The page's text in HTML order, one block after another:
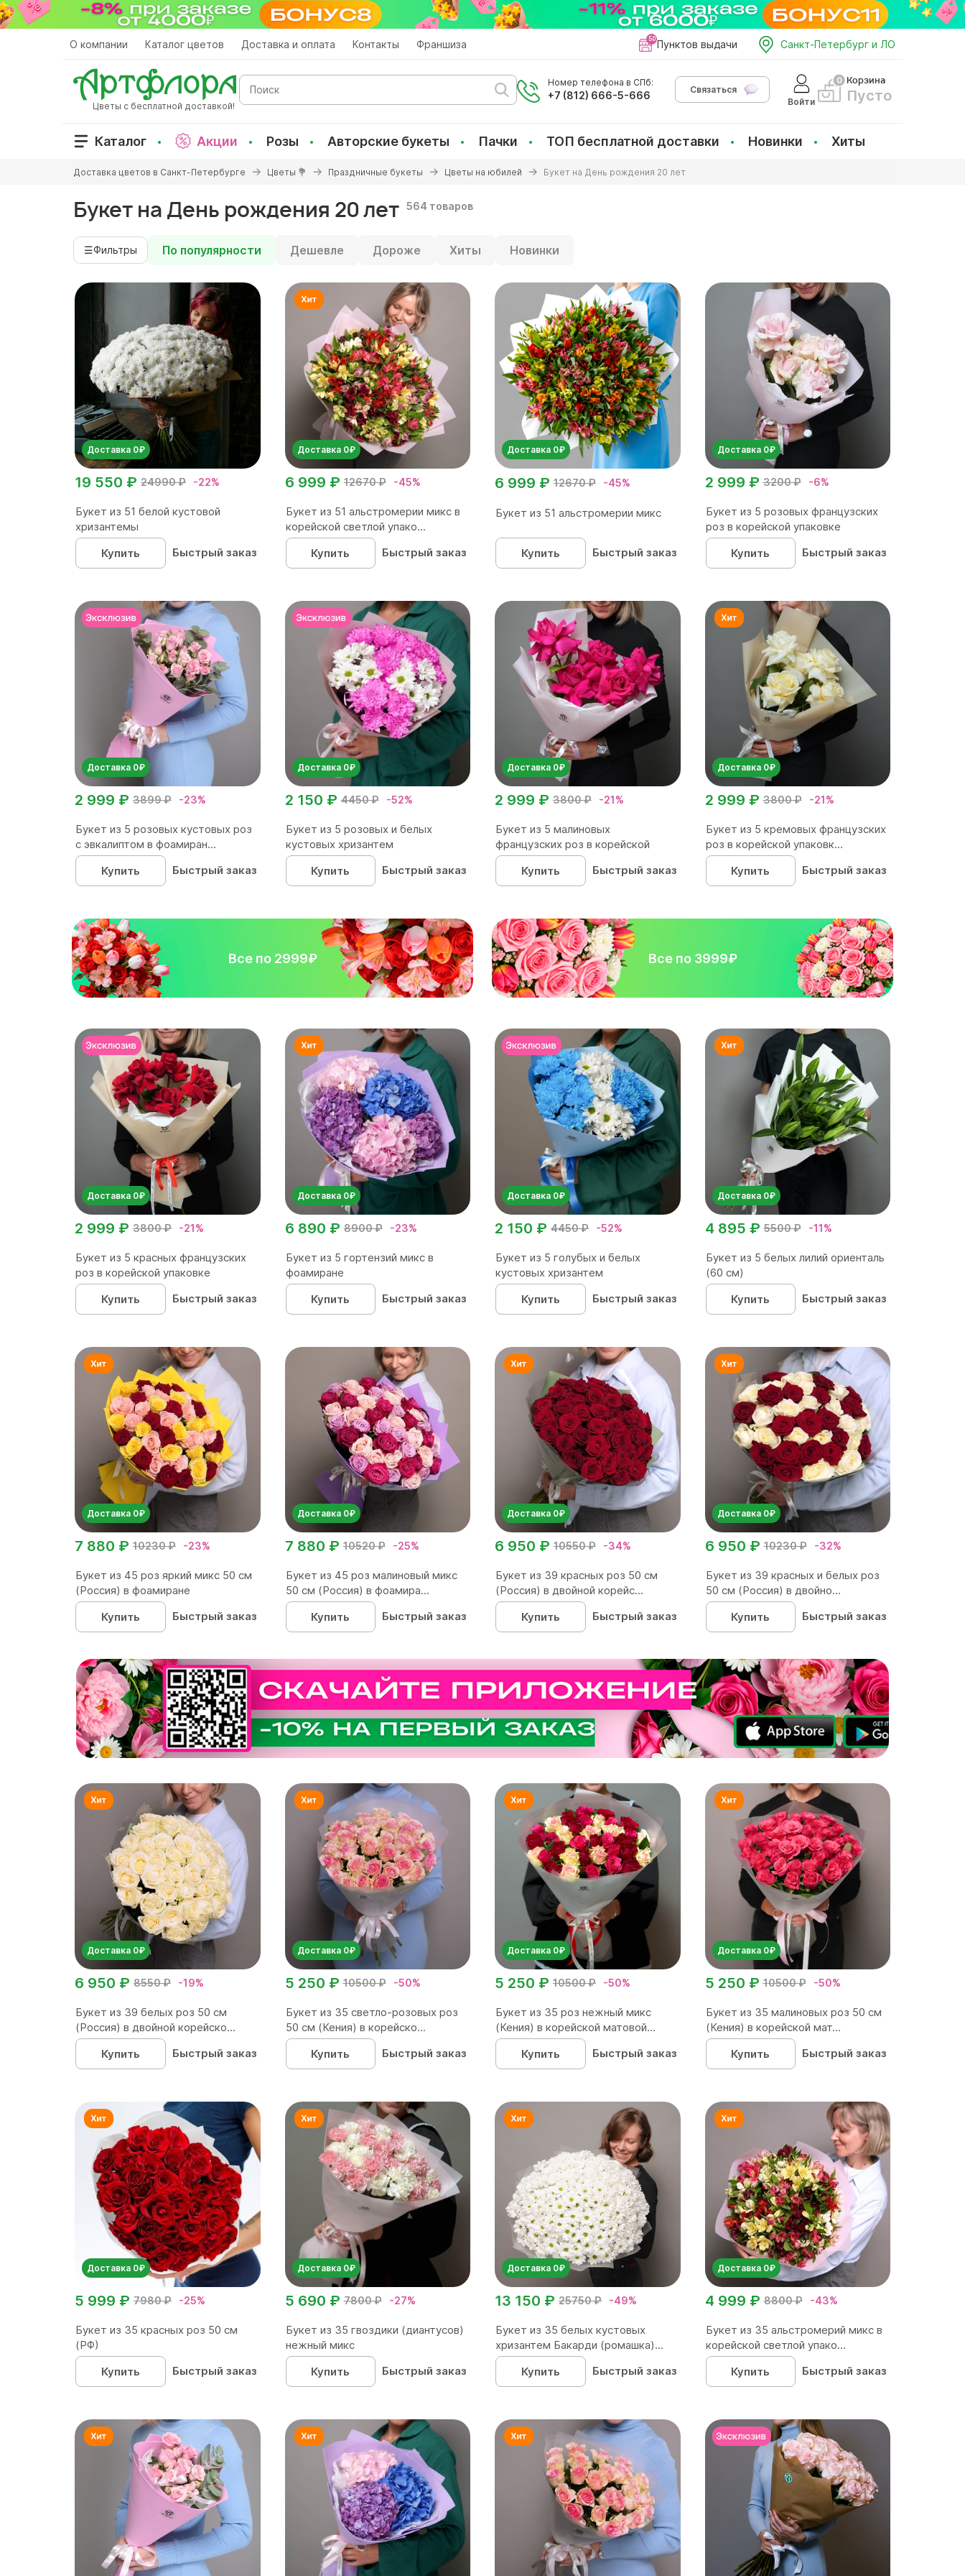
Перейти
к
О компании Каталог цветов Доставка и оплата Контакты Франшиза Пунктов выдачи Санкт-Петербург и ЛО
Цветы с бесплатной доставкой!
Поиск
Номер телефона в СПб:
+7 (812) 666-5-666
Связаться
Войти
Корзина
Пусто
Каталог Акции Розы Авторские букеты Пачки ТОП бесплатной доставки Новинки Хиты
здесь
Доставка цветов в Санкт-Петербурге Цветы 💐 Праздничные букеты Цветы на юбилей Букет на День рождения 20 лет
Букет на День рождения 20 лет 564 товаров
☰Фильтры По популярности Дешевле Дороже Хиты Новинки
Доставка 0₽
24990 ₽ -22%
19 550 ₽
Букет из 51 белой кустовой
хризантемы
Купить
Быстрый заказ
Доставка 0₽
12670 ₽ -45%
6 999 ₽
Букет из 51 альстромерии микс в
корейской светлой упако...
Купить
Быстрый заказ
Доставка 0₽
12670 ₽ -45%
6 999 ₽
Букет из 51 альстромерии микс
Купить Быстрый заказ
Доставка 0₽
3200 ₽ -6%
2 999 ₽
Букет из 5 розовых французских
роз в корейской упаковке
Купить
Быстрый заказ
Доставка 0₽
3899 ₽ -23%
2 999 ₽
Букет из 5 розовых кустовых роз
с эвкалиптом в фоамиран...
Купить
Быстрый заказ
Доставка 0₽
4450 ₽ -52%
2 150 ₽
Букет из 5 розовых и белых
кустовых хризантем
Купить
Быстрый заказ
Доставка 0₽
3800 ₽ -21%
2 999 ₽
Букет из 5 малиновых
французских роз в корейской
упаков...
Купить
Быстрый заказ
Доставка 0₽
3800 ₽ -21%
2 999 ₽
Букет из 5 кремовых французских
роз в корейской упаковк...
Купить
Быстрый заказ
Все по 2999₽ Все по 3999₽
Доставка 0₽
3800 ₽ -21%
2 999 ₽
Букет из 5 красных французских
роз в корейской упаковке
Купить
Быстрый заказ
Доставка 0₽
8900 ₽ -23%
6 890 ₽
Букет из 5 гортензий микс в
фоамиране
Купить
Быстрый заказ
Доставка 0₽
4450 ₽ -52%
2 150 ₽
Букет из 5 голубых и белых
кустовых хризантем
Купить
Быстрый заказ
Доставка 0₽
5500 ₽ -11%
4 895 ₽
Букет из 5 белых лилий ориенталь
(60 см)
Купить
Быстрый заказ
Доставка 0₽
10230 ₽ -23%
7 880 ₽
Букет из 45 роз яркий микс 50 см
(Россия) в фоамиране
Купить
Быстрый заказ
Доставка 0₽
10520 ₽ -25%
7 880 ₽
Букет из 45 роз малиновый микс
50 см (Россия) в фоамира...
Купить
Быстрый заказ
Доставка 0₽
10550 ₽ -34%
6 950 ₽
Букет из 39 красных роз 50 см
(Россия) в двойной корейс...
Купить
Быстрый заказ
Доставка 0₽
10230 ₽ -32%
6 950 ₽
Букет из 39 красных и белых роз
50 см (Россия) в двойно...
Купить
Быстрый заказ
Доставка 0₽
8550 ₽ -19%
6 950 ₽
Букет из 39 белых роз 50 см
(Россия) в двойной корейско...
Купить
Быстрый заказ
Доставка 0₽
10500 ₽ -50%
5 250 ₽
Букет из 35 светло-розовых роз
50 см (Кения) в корейско...
Купить
Быстрый заказ
Доставка 0₽
10500 ₽ -50%
5 250 ₽
Букет из 35 роз нежный микс
(Кения) в корейской матовой...
Купить
Быстрый заказ
Доставка 0₽
10500 ₽ -50%
5 250 ₽
Букет из 35 малиновых роз 50 см
(Кения) в корейской мат...
Купить
Быстрый заказ
Доставка 0₽
7980 ₽ -25%
5 999 ₽
Букет из 35 красных роз 50 см
(РФ)
Купить
Быстрый заказ
Доставка 0₽
7800 ₽ -27%
5 690 ₽
Букет из 35 гвоздики (диантусов)
нежный микс
Купить
Быстрый заказ
Доставка 0₽
25750 ₽ -49%
13 150 ₽
Букет из 35 белых кустовых
хризантем Бакарди (ромашка)...
Купить
Быстрый заказ
Доставка 0₽
8800 ₽ -43%
4 999 ₽
Букет из 35 альстромерий микс в
корейской светлой упако...
Купить
Быстрый заказ